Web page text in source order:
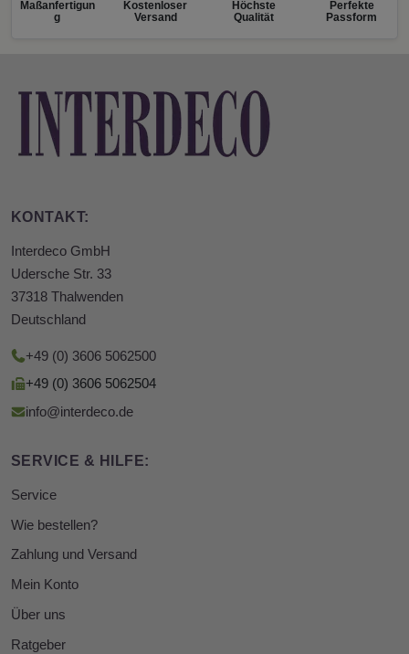
Maßanfertigun
g
Kostenloser
Versand
Höchste
Qualität
Perfekte
Passform
KONTAKT:
Interdeco GmbH
Udersche Str. 33
37318 Thalwenden
Deutschland
+49 (0) 3606 5062500
+49 (0) 3606 5062504
info@interdeco.de
SERVICE & HILFE:
Service
Wie bestellen?
Zahlung und Versand
Mein Konto
Über uns
Ratgeber